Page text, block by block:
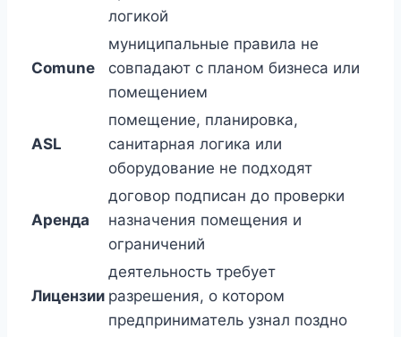
логикой
Comune
муниципальные правила не
совпадают с планом бизнеса или
помещением
ASL
помещение, планировка,
санитарная логика или
оборудование не подходят
Аренда
договор подписан до проверки
назначения помещения и
ограничений
Лицензии
деятельность требует
разрешения, о котором
предприниматель узнал поздно